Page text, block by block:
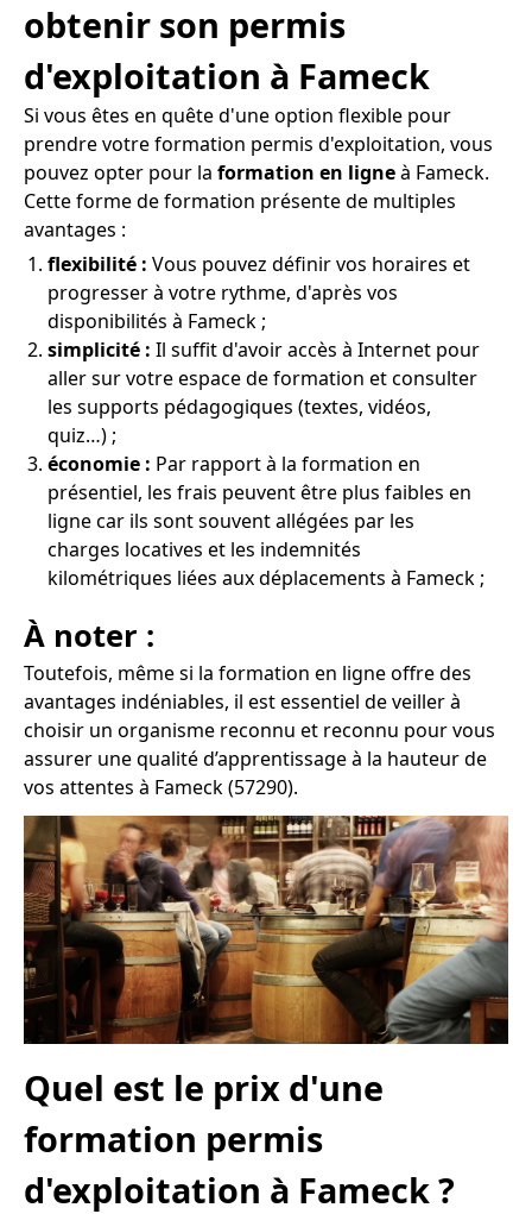
obtenir son permis
d'exploitation à Fameck
Si vous êtes en quête d'une option flexible pour
prendre votre formation permis d'exploitation, vous
pouvez opter pour la formation en ligneà Fameck.
Cette forme de formation présente de multiples
avantages :
flexibilité : Vous pouvez définir vos horaires et
progresser à votre rythme, d'après vos
disponibilités à Fameck ;
simplicité : Il suffit d'avoir accès à Internet pour
aller sur votre espace de formation et consulter
les supports pédagogiques (textes, vidéos,
quiz…) ;
économie : Par rapport à la formation en
présentiel, les frais peuvent être plus faibles en
ligne car ils sont souvent allégées par les
charges locatives et les indemnités
kilométriques liées aux déplacements à Fameck ;
À noter :
Toutefois, même si la formation en ligne offre des
avantages indéniables, il est essentiel de veiller à
choisir un organisme reconnu et reconnu pour vous
assurer une qualité d’apprentissage à la hauteur de
vos attentes à Fameck (57290).
Quel est le prix d'une
formation permis
d'exploitation à Fameck ?